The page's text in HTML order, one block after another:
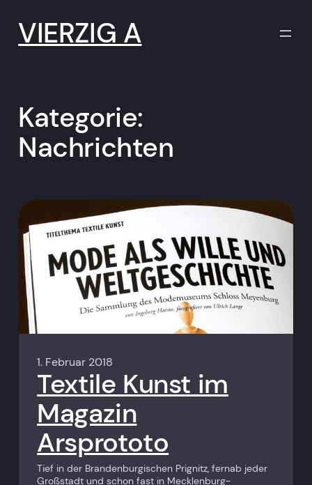
Inhalt
springenVIERZIG A
Kategorie:
Nachrichten
1. Februar 2018
Textile Kunst im
Magazin
Arsprototo
Tief in der Brandenburgischen Prignitz, fernab jeder
Großstadt und schon fast in Mecklenburg-